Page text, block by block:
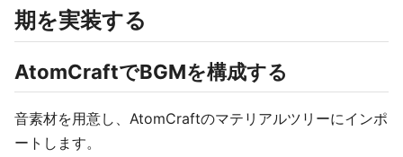
期を実装する
AtomCraftでBGMを構成する
音素材を用意し、AtomCraftのマテリアルツリーにインポ
ートします。